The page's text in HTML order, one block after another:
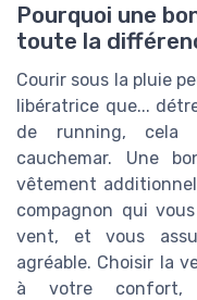
Pourquoi une
toute la
Courir sous la pluie
libératrice que...
de running, cela
cauchemar. Une
vêtement
compagnon qui
vent, et vous
agréable. Choisir la
à votre confort,